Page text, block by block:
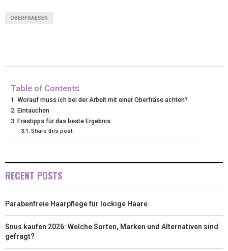
T
T
E
R
O
K
R
S
D
N
OBERFRAESEN
Table of Contents
Worauf muss ich bei der Arbeit mit einer Oberfräse achten?
Eintauchen
Frästipps für das beste Ergebnis
Share this post:
RECENT POSTS
Parabenfreie Haarpflege für lockige Haare
Snus kaufen 2026: Welche Sorten, Marken und Alternativen sind
gefragt?